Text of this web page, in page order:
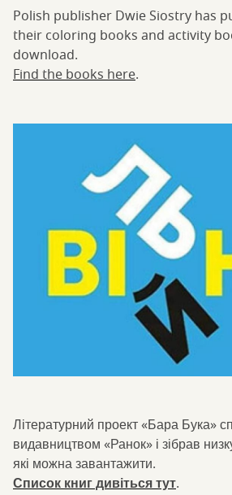
Polish publisher Dwie Siostry has
their coloring books and activity
download.
Find the books here.
Літературний проект «Бара Бука»
видавництвом «Ранок» і зібрав
які можна завантажити.
Список книг дивіться тут.